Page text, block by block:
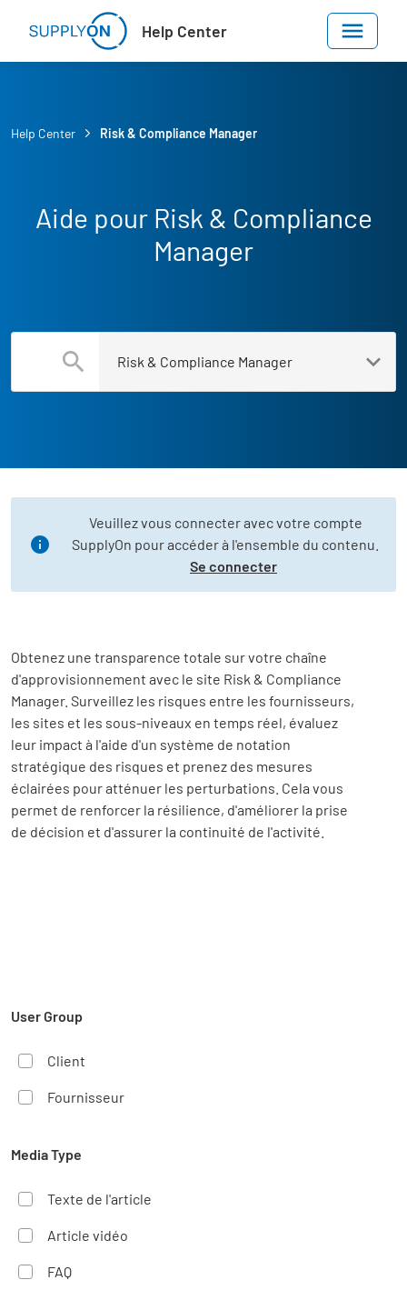
Skip to main content
Help Center
Help Center Risk & Compliance Manager
Aide pour Risk & Compliance
Manager
Veuillez vous connecter avec votre compte
SupplyOn pour accéder à l'ensemble du contenu.
Se connecter
Obtenez une transparence totale sur votre chaîne
d'approvisionnement avec le site Risk & Compliance
Manager. Surveillez les risques entre les fournisseurs,
les sites et les sous-niveaux en temps réel, évaluez
leur impact à l'aide d'un système de notation
stratégique des risques et prenez des mesures
éclairées pour atténuer les perturbations. Cela vous
permet de renforcer la résilience, d'améliorer la prise
de décision et d'assurer la continuité de l'activité.
User Group
Client
Fournisseur
Media Type
Texte de l'article
Article vidéo
FAQ